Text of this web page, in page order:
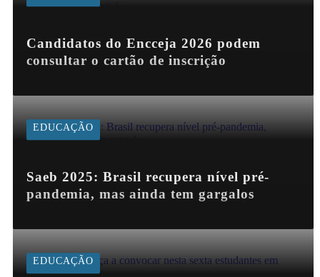
Candidatos do Encceja 2026 podem
consultar o cartão de inscrição
EDUCAÇÃO
Saeb 2025: Brasil recupera nível pré-
pandemia, mas ainda tem gargalos
EDUCAÇÃO